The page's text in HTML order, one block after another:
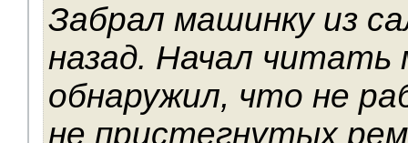
Забрал машинку из
назад. Начал читать
обнаружил, что не
не пристегнутых